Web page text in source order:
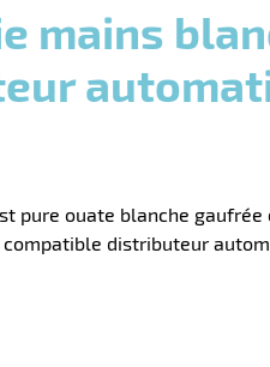
pure ouate blanche gaufrée
distributeur